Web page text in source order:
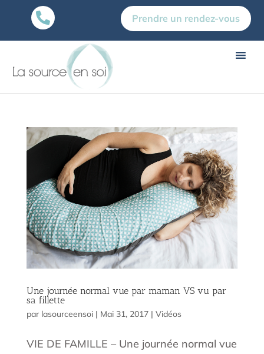
 Prendre un rendez-vous
Une journée normal vue par maman VS vu par
sa fillette
par lasourceensoi| Mai 31, 2017| Vidéos
VIE DE FAMILLE – Une journée normal vue